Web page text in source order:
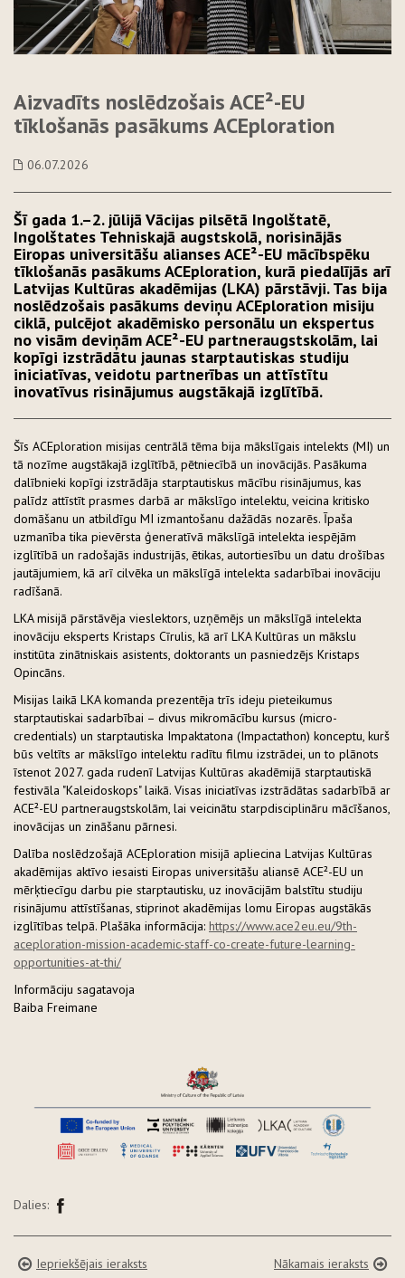
Aizvadīts noslēdzošais ACE²-EU
tīklošanās pasākums ACEploration
06.07.2026
Šī gada 1.–2. jūlijā Vācijas pilsētā Ingolštatē,
Ingolštates Tehniskajā augstskolā, norisinājās
Eiropas universitāšu alianses ACE²-EU mācībspēku
tīklošanās pasākums ACEploration, kurā piedalījās arī
Latvijas Kultūras akadēmijas (LKA) pārstāvji. Tas bija
noslēdzošais pasākums deviņu ACEploration misiju
ciklā, pulcējot akadēmisko personālu un ekspertus
no visām deviņām ACE²-EU partneraugstskolām, lai
kopīgi izstrādātu jaunas starptautiskas studiju
iniciatīvas, veidotu partnerības un attīstītu
inovatīvus risinājumus augstākajā izglītībā.
Šīs ACEploration misijas centrālā tēma bija mākslīgais intelekts (MI) un
tā nozīme augstākajā izglītībā, pētniecībā un inovācijās. Pasākuma
dalībnieki kopīgi izstrādāja starptautiskus mācību risinājumus, kas
palīdz attīstīt prasmes darbā ar mākslīgo intelektu, veicina kritisko
domāšanu un atbildīgu MI izmantošanu dažādās nozarēs. Īpaša
uzmanība tika pievērsta ģeneratīvā mākslīgā intelekta iespējām
izglītībā un radošajās industrijās, ētikas, autortiesību un datu drošības
jautājumiem, kā arī cilvēka un mākslīgā intelekta sadarbībai inovāciju
radīšanā.
LKA misijā pārstāvēja vieslektors, uzņēmējs un mākslīgā intelekta
inovāciju eksperts Kristaps Cīrulis, kā arī LKA Kultūras un mākslu
institūta zinātniskais asistents, doktorants un pasniedzējs Kristaps
Opincāns.
Misijas laikā LKA komanda prezentēja trīs ideju pieteikumus
starptautiskai sadarbībai – divus mikromācību kursus (micro-
credentials) un starptautiska Impaktatona (Impactathon) konceptu, kurš
būs veltīts ar mākslīgo intelektu radītu filmu izstrādei, un to plānots
īstenot 2027. gada rudenī Latvijas Kultūras akadēmijā starptautiskā
festivāla "Kaleidoskops" laikā. Visas iniciatīvas izstrādātas sadarbībā ar
ACE²-EU partneraugstskolām, lai veicinātu starpdisciplināru mācīšanos,
inovācijas un zināšanu pārnesi.
Dalība noslēdzošajā ACEploration misijā apliecina Latvijas Kultūras
akadēmijas aktīvo iesaisti Eiropas universitāšu aliansē ACE²-EU un
mērķtiecīgu darbu pie starptautisku, uz inovācijām balstītu studiju
risinājumu attīstīšanas, stiprinot akadēmijas lomu Eiropas augstākās
izglītības telpā. Plašāka informācija: https://www.ace2eu.eu/9th-
aceploration-mission-academic-staff-co-create-future-learning-
opportunities-at-thi/
Informāciju sagatavoja
Baiba Freimane
Dalies:
Iepriekšējais ieraksts Nākamais ieraksts